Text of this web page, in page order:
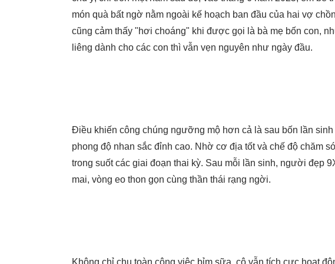
món quà bất ngờ nằm ngoài kế hoạch ban đầu của hai vợ
cũng cảm thấy "hơi choáng" khi được gọi là bà mẹ bốn con,
liêng dành cho các con thì vẫn vẹn nguyên như ngày đầu.
Điều khiến công chúng ngưỡng mộ hơn cả là sau bốn lần
phong độ nhan sắc đỉnh cao. Nhờ cơ địa tốt và chế độ chăm
trong suốt các giai đoạn thai kỳ. Sau mỗi lần sinh, người đẹp
mai, vòng eo thon gọn cùng thần thái rạng ngời.
Không chỉ chu toàn công việc bỉm sữa, cô vẫn tích cực hoạt